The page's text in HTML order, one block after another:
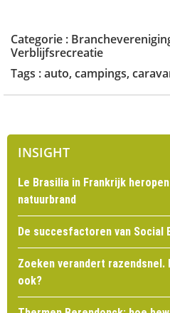
Categorie :
Verblijfsrecreatie
Tags :auto, campings,
INSIGHT
Le Brasilia in Frankrijk
natuurbrand
De succesfactoren van Social
Zoeken verandert
ook?